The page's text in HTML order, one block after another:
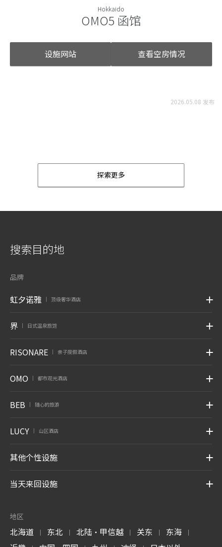
Hokkaido
OMO5 函馆
设施网站 查看空房情况
2026.05.08 发布
探索更多
搜索目的地
品牌
虹夕诺雅 顶级奢华酒店
界 日式温泉旅馆
RISONARE 亲子度假酒店
OMO 都市观光酒店
BEB 随心的旅游
LUCY 山区酒店
其他个性设施
当天来回设施
地区
北海道 | 东北 | 北陆・甲信越 | 关东 | 东海 |